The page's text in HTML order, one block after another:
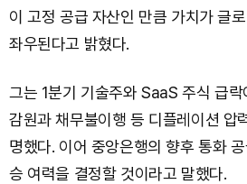
이 고정 공급 자산인 만큼 가치가 글
좌우된다고 밝혔다.
그는 1분기 기술주와 SaaS 주식 급
감원과 채무불이행 등 디플레이션 압
명했다. 이어 중앙은행의 향후 통화
승 여력을 결정할 것이라고 말했다.